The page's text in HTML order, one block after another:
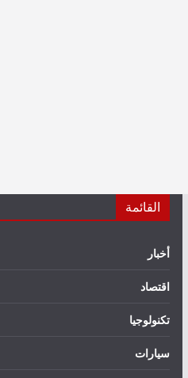
القائمة
أخبار
اقتصاد
تكنولوجيا
سيارات